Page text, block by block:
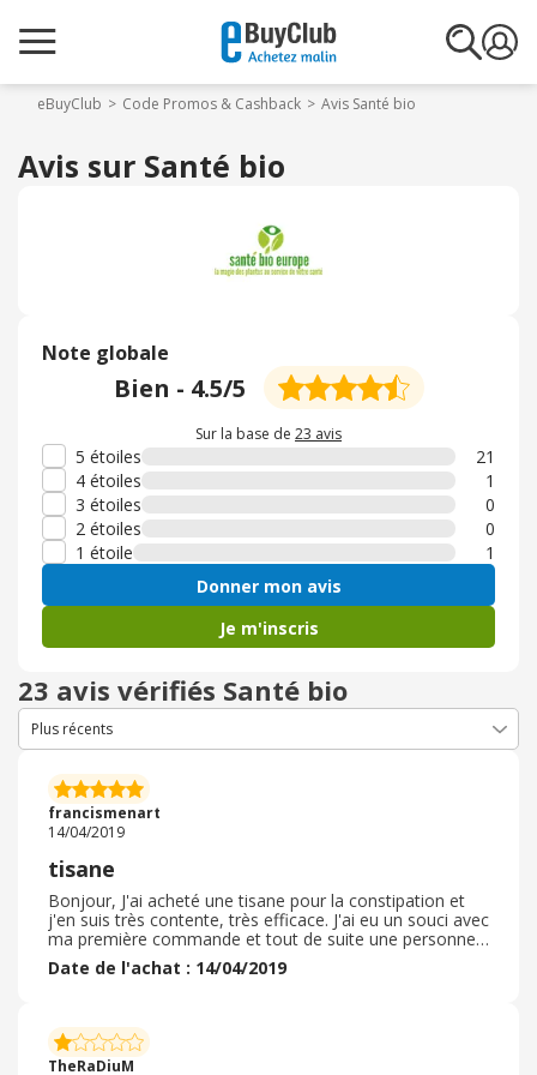
eBuyClub Code Promos & Cashback Avis Santé bio
Avis sur Santé bio
Note globale
Bien - 4.5/5
Sur la base de 23 avis
5 étoiles
21
4 étoiles
1
3 étoiles
0
2 étoiles
0
1 étoile
1
Donner mon avis
Je m'inscris
23 avis vérifiés Santé bio
francismenart
14/04/2019
tisane
Bonjour, J'ai acheté une tisane pour la constipation et
j'en suis très contente, très efficace. J'ai eu un souci avec
ma première commande et tout de suite une personne
m'a rappelé pour m'aider vraiment satisfaite de ce
service, c'est rare. La livraison a été très rapide, colis
cadeau, agréable surprise. Je recommanderai avec grand
plaisir sur ce site, au vu des articles divers et efficaces
Date de l'achat : 14/04/2019
TheRaDiuM